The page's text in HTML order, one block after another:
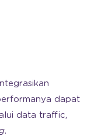
dapat
data traffic,
.